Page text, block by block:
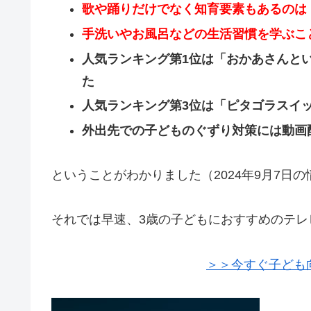
歌や踊りだけでなく知育要素もあるの
手洗いやお風呂などの生活習慣を学ぶ
人気ランキング第1位は「おかあさんと
た
人気ランキング第3位は「ピタゴラスイ
外出先での子どものぐずり対策には動
ということがわかりました（2024年9月7日の
それでは早速、3歳の子どもにおすすめのテ
＞＞今すぐ子ど